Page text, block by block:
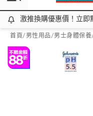
激推換購優惠價！立即點
激推換購優惠價！立即
首頁/ 男性用品/男士身體保養